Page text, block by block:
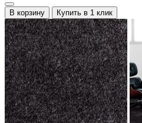
В корзину Купить в 1 клик